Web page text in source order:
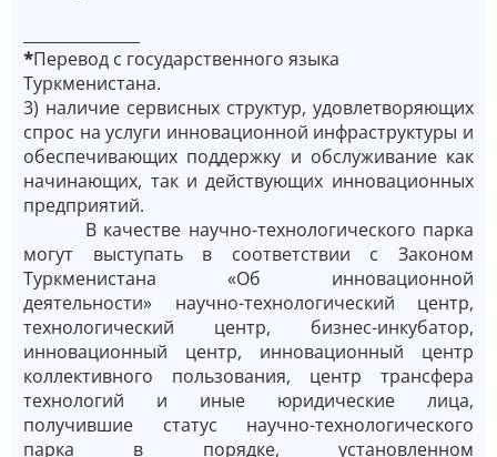
*Перевод с государственного языка
Туркменистана.
3) наличие сервисных структур, удовлетворяющих
спрос на услуги инновационной инфраструктуры и
обеспечивающих поддержку и обслуживание как
начинающих, так и действующих инновационных
предприятий.
В качестве научно-технологического парка
могут выступать в соответствии с Законом
Туркменистана «Об инновационной
деятельности» научно-технологический центр,
технологический центр, бизнес-инкубатор,
инновационный центр, инновационный центр
коллективного пользования, центр трансфера
технологий и иные юридические лица,
получившие статус научно-технологического
парка в порядке, установленном